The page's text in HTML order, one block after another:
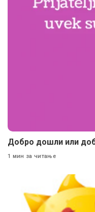
Добро дошли или
1 мин за читање